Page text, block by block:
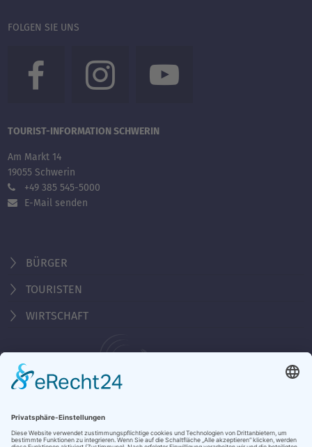
FOLGEN SIE UNS
TOURIST-INFORMATION SCHWERIN
Am Markt 14
19055 Schwerin
+49 385 545-5000
E-Mail senden
BÜRGER
TOURISTEN
WIRTSCHAFT
Montag - Freitag 10:00 - 18:00 Uhr
Samstag, Sonntag, Feiertag 10:00 - 15:00 Uhr